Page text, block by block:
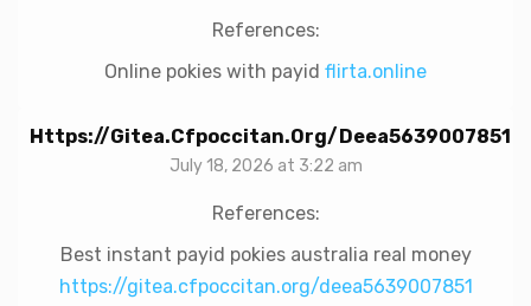
References:
Online pokies with payid flirta.online
Https://gitea.cfpoccitan.org/deea5639007851
July 18, 2026 at 3:22 am
References:
Best instant payid pokies australia real money
https://gitea.cfpoccitan.org/deea5639007851